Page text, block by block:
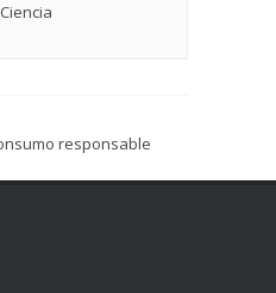
Ciencia